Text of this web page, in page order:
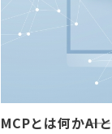
MCPとは何か